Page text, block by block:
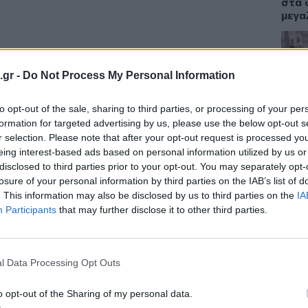
- Do Not Process My Personal Information
opt-out of the sale, sharing to third parties, or processing of your
for targeted advertising by us, please use the below opt-out
selection. Please note that after your opt-out request is processed
interest-based ads based on personal information utilized by us
to third parties prior to your opt-out. You may separately
of your personal information by third parties on the IAB’s list of
This information may also be disclosed by us to third parties on the
Participants that may further disclose it to other third parties.
Data Processing Opt Outs
opt-out of the Sharing of my personal data.
402.000 εμφυτεύματα. Ύστερα από 5
την εγκατάσταση τους, το 6,2% των
ισχίου δεν λειτουργούσαν πια σωστά,
2,3% των κεραμικών εμφυτευμάτων και
και πλαστικά).
τα στοιχεία, είναι μεγαλύτερος για τις
σε σχέση με τους άνδρες, αν και
να χρειαστούν τέτοιο
και γενικότερα για τα μεταλλικά
Κάθε αύξηση του μεγέθους κατά
τον κίνδυνο δυσλειτουργίας κατά 2%.
φαίνεται πως λειτουργούν καλύτερα,
δεν